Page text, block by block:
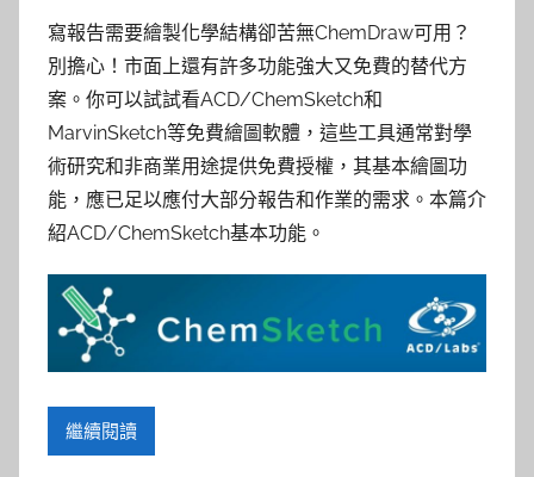
書
館
參
考
服
務
部
落
寫報告需要繪製化學結構卻苦無ChemDraw可用？
別擔心！市面上還有許多功能強大又免費的替代方
案。你可以試試看ACD/ChemSketch和
MarvinSketch等免費繪圖軟體，這些工具通常對學
術研究和非商業用途提供免費授權，其基本繪圖功
能，應已足以應付大部分報告和作業的需求。本篇介
紹ACD/ChemSketch基本功能。
繼續閱讀